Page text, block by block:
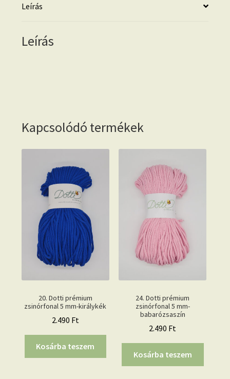
Leírás
Leírás
Kapcsolódó termékek
20. Dotti prémium
zsinórfonal 5 mm-királykék
2.490 Ft
Kosárba teszem
24. Dotti prémium
zsinórfonal 5 mm-
babarózsaszín
2.490 Ft
Kosárba teszem